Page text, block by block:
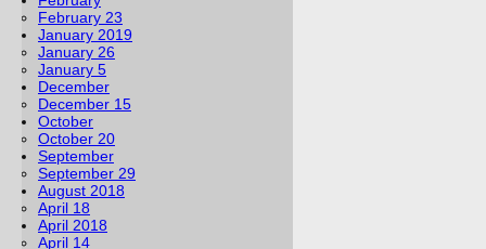
February 23
January 2019
January 26
January 5
December
December 15
October
October 20
September
September 29
August 2018
April 18
April 2018
April 14